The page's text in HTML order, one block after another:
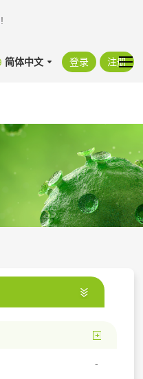
!
简体中文 登录 注册